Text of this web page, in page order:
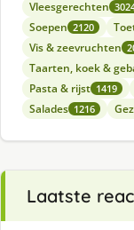
Vleesgerechten
Soepen 2120
Vis & zeevruchten
Taarten, koek &
Pasta & rijst 1419
Salades 1216
Laatste